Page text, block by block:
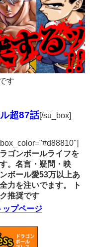
す
超87話[/su_box]
ゴンボールライフを
。名言・疑問・映
ボール愛53万以上あ
力を注いでます。
ト
推奨です
ップページ